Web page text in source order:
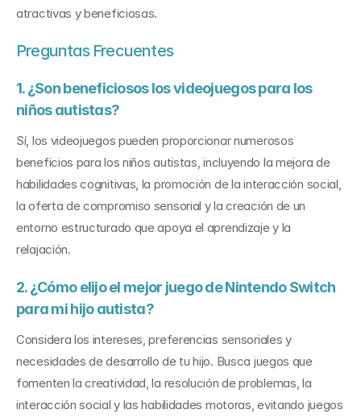
atractivas y beneficiosas.
Preguntas Frecuentes
1. ¿Son beneficiosos los videojuegos para los
niños autistas?
Sí, los videojuegos pueden proporcionar numerosos
beneficios para los niños autistas, incluyendo la mejora de
habilidades cognitivas, la promoción de la interacción social,
la oferta de compromiso sensorial y la creación de un
entorno estructurado que apoya el aprendizaje y la
relajación.
2. ¿Cómo elijo el mejor juego de Nintendo Switch
para mi hijo autista?
Considera los intereses, preferencias sensoriales y
necesidades de desarrollo de tu hijo. Busca juegos que
fomenten la creatividad, la resolución de problemas, la
interacción social y las habilidades motoras, evitando juegos